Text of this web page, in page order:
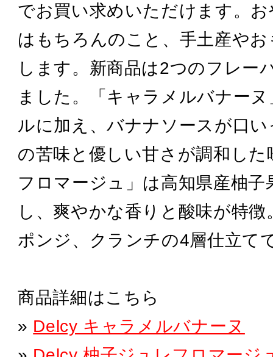
でお買い求めいただけます。
はもちろんのこと、手土産や
します。新商品は2つのフレー
ました。「キャラメルバナー
ルに加え、バナナソースが口
の苦味と優しい甘さが調和し
フロマージュ」は高知県産柚
し、爽やかな香りと酸味が特
ポンジ、クランチの4層仕立て
商品詳細はこちら
» Delcy キャラメルバナーヌ